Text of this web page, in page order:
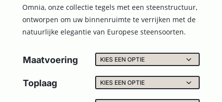
Omnia, onze collectie tegels met een steenstructuur,
ontworpen om uw binnenruimte te verrijken met de
natuurlijke elegantie van Europese steensoorten.
Maatvoering
Toplaag